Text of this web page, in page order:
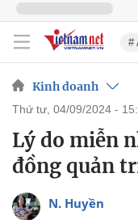
#
Kinh doanh
thứ tư, 04/09/2024 -
Lý do miễn
đồng quản
N. Huyền